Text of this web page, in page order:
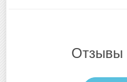
Отзывы